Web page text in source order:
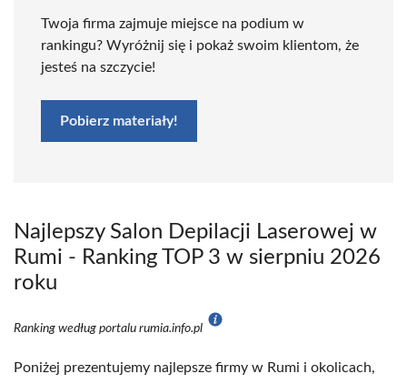
Twoja firma zajmuje miejsce na podium w
rankingu? Wyróżnij się i pokaż swoim klientom, że
jesteś na szczycie!
Pobierz materiały!
Najlepszy Salon Depilacji Laserowej w
Rumi - Ranking TOP 3 w sierpniu 2026
roku
Ranking według portalu rumia.info.pl
Poniżej prezentujemy najlepsze firmy w Rumi i okolicach,